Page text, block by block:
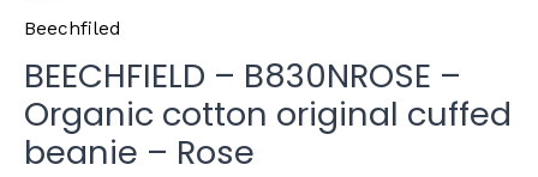
Beechfiled
BEECHFIELD – B830NROSE –
Organic cotton original cuffed
beanie – Rose